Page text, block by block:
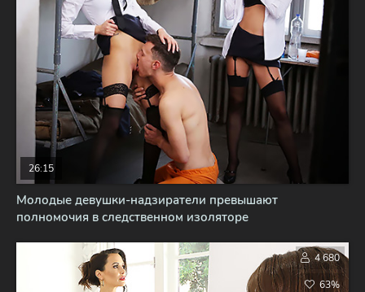
Молодые девушки-надзиратели превышают
полномочия в следственном изоляторе
26:15
4 680
63%